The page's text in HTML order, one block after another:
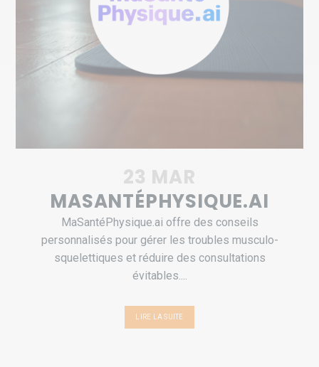
23 MAR
MASANTÉPHYSIQUE.AI
MaSantéPhysique.ai offre des conseils
personnalisés pour gérer les troubles musculo-
squelettiques et réduire des consultations
évitables....
LIRE LA SUITE